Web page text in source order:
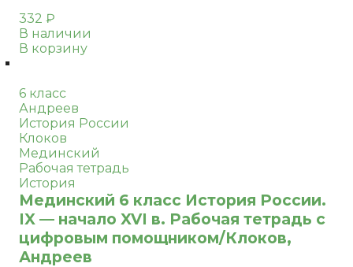
332 ₽
В наличии
В корзину
6 класс
Андреев
История России
Клоков
Мединский
Рабочая тетрадь
История
Мединский 6 класс История России.
IX — начало XVI в. Рабочая тетрадь с
цифровым помощником/Клоков,
Андреев